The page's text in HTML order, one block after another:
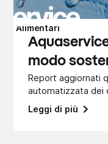
Alimentari
modo
Report aggiornati
automatizzata dei
Leggi di più